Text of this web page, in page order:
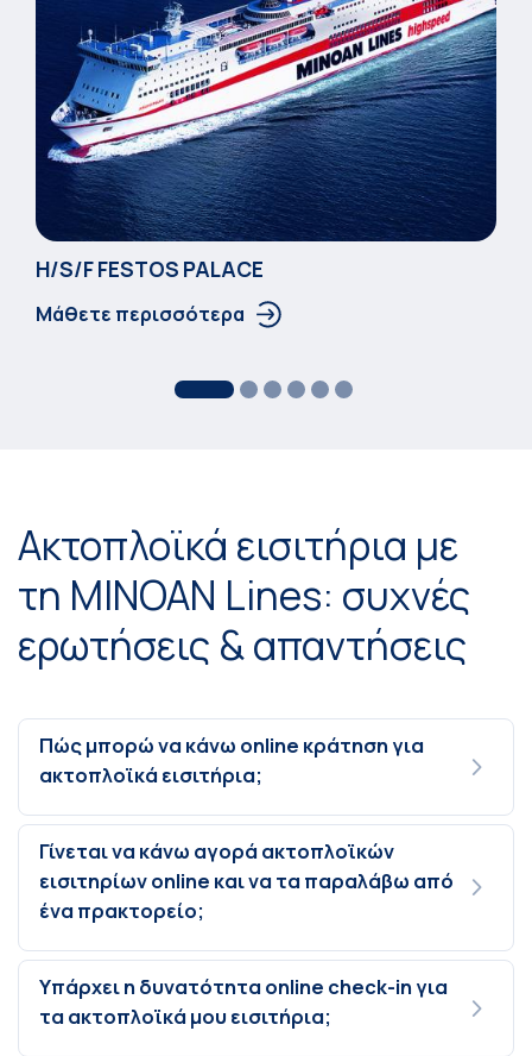
Η/S/F FESTOS PALACΕ
Μάθετε περισσότερα
Ακτοπλοϊκά εισιτήρια με
τη MINOAN Lines: συχνές
ερωτήσεις & απαντήσεις
Πώς μπορώ να κάνω online κράτηση για
ακτοπλοϊκά εισιτήρια;
Γίνεται να κάνω αγορά ακτοπλοϊκών
εισιτηρίων online και να τα παραλάβω από
ένα πρακτορείο;
Υπάρχει η δυνατότητα online check-in για
τα ακτοπλοϊκά μου εισιτήρια;